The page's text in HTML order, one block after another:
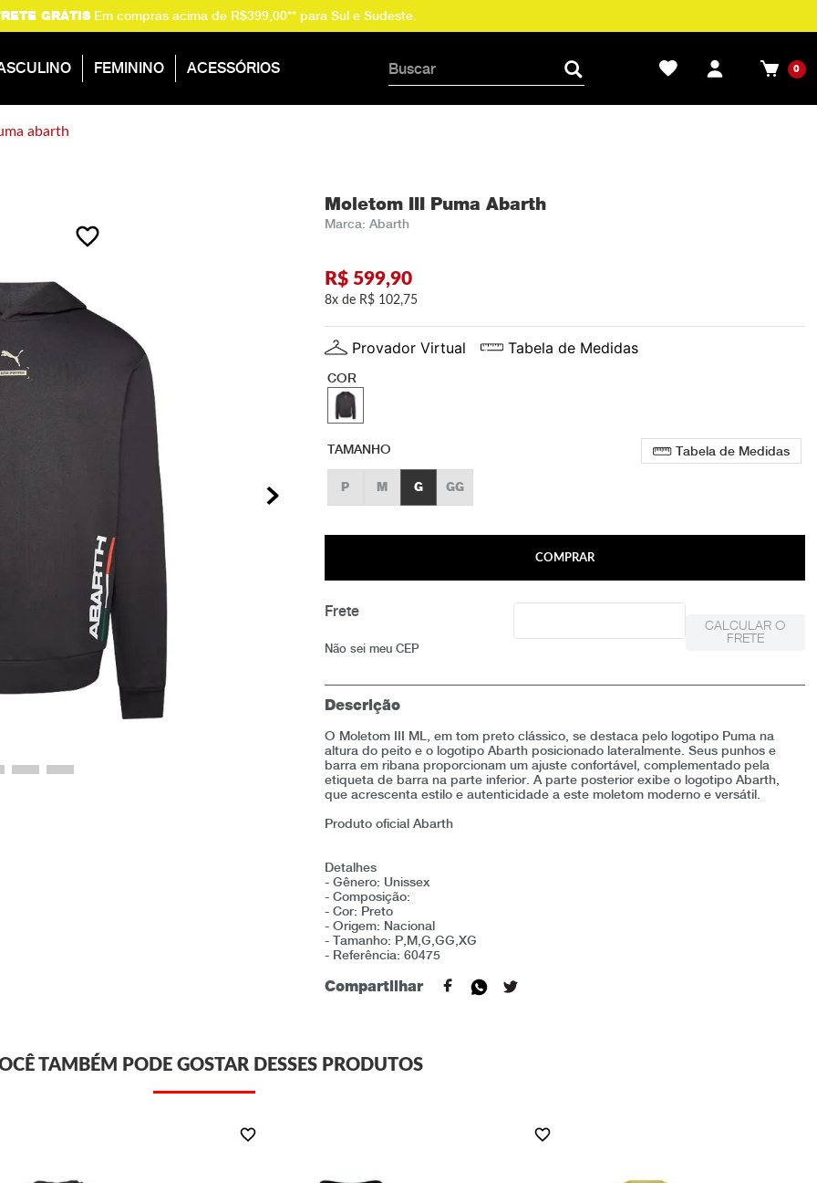
GRÁTISEm compras acima de R$399,00** para Sul e Sudeste.
FEMININO ACESSÓRIOS 0
abarth
Moletom III Puma Abarth
Abarth
R$ 599,90
8 R$ 102,75
Provador Virtual Tabela de Medidas
COR
TAMANHO
P M G GG
Tabela de Medidas
COMPRAR
Não sei meu CEP
CALCULAR O
FRETE
Descrição
O Moletom III ML, em tom preto clássico, se destaca pelo logotipo Puma na
altura do peito e o logotipo Abarth posicionado lateralmente. Seus punhos e
barra em ribana proporcionam um ajuste confortável, complementado pela
etiqueta de barra na parte inferior. A parte posterior exibe o logotipo Abarth,
que acrescenta estilo e autenticidade a este moletom moderno e versátil.
Produto oficial Abarth
Detalhes
- Gênero: Unissex
- Composição:
- Cor: Preto
- Origem: Nacional
- Tamanho: P,M,G,GG,XG
- Referência: 60475
Compartilhar
TAMBÉM PODE GOSTAR DESSES PRODUTOS